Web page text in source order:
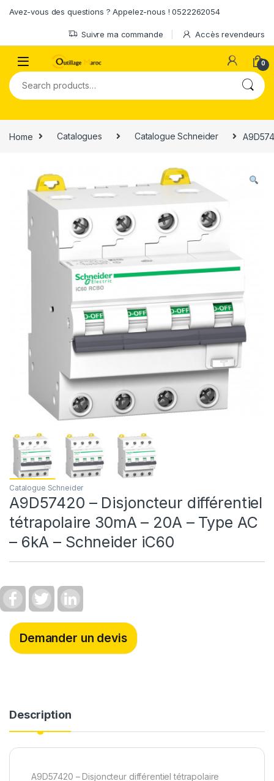
Avez-vous des questions ? Appelez-nous ! 0522262054
Suivre ma commande Accès revendeurs
0
Search for:
Home Catalogues Catalogue Schneider
Catalogue Schneider
A9D57420 – Disjoncteur différentiel
tétrapolaire 30mA – 20A – Type AC
– 6kA – Schneider iC60
c
e
b
o
o
i
t
t
e
r
n
k
e
d
I
Demander un devis
Description
A9D57420 – Disjoncteur différentiel tétrapolaire